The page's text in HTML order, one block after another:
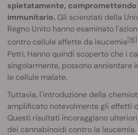
spietatamente, compromettendo
immunitario. Gli scienziati della
Regno Unito hanno esaminato
contro cellule affette da leucemia[16]
Petri. Hanno quindi scoperto che i
singolarmente, possono annientare
le cellule malate.
Tuttavia, l'introduzione della
amplificato notevolmente gli effetti
Questi risultati incoraggiano
dei cannabinoidi contro la leucemia.